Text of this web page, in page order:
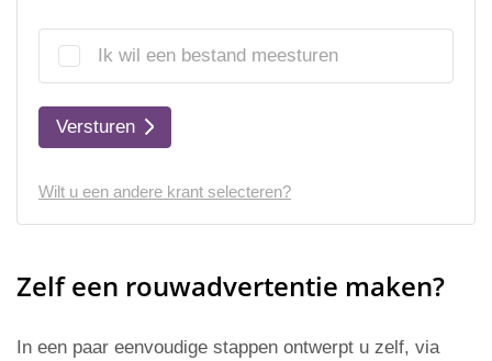
Ik wil een bestand meesturen
Versturen
Wilt u een andere krant selecteren?
Zelf een rouwadvertentie maken?
In een paar eenvoudige stappen ontwerpt u zelf, via